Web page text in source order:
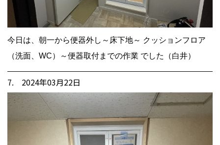
今日は、朝一から便器外し～床下地～ クッションフロア
（洗面、WC）～便器取付までの作業 でした（白井）
7. 2024年03月22日